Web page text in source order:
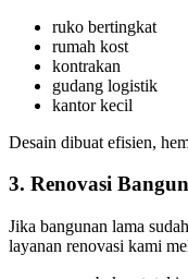
ruko bertingkat
rumah kost
kontrakan
gudang logistik
kantor kecil
Desain dibuat efisien,
3. Renovasi
Jika bangunan lama
layanan renovasi kami